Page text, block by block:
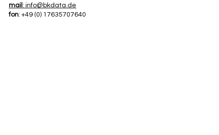
mail : info@bkdata.de
fon: +49 (0) 17635707640